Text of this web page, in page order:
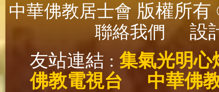
中華佛教居士會 版權所
聯絡我們 設
友站連結 : 集氣光明心
佛教電視台
中華佛